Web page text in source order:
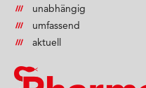
unabhängig
umfassend
aktuell